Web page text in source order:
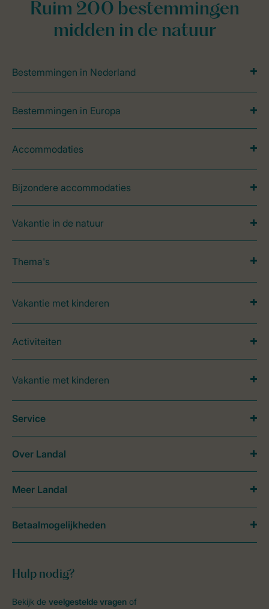
Ruim 200 bestemmingen
midden in de natuur
Bestemmingen in Nederland
Bestemmingen in Europa
Accommodaties
Bijzondere accommodaties
Vakantie in de natuur
Thema's
Vakantie met kinderen
Activiteiten
Vakantie met kinderen
Hulp nodig?
Bekijk de veelgestelde vragen of
Service
Over Landal
Meer Landal
Betaalmogelijkheden